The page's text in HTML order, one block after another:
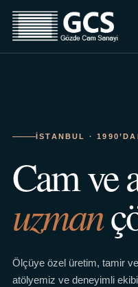
İSTANBUL ·
Cam ve
uzman
Ölçüye özel üretim, tamir
atölyemiz ve deneyimli